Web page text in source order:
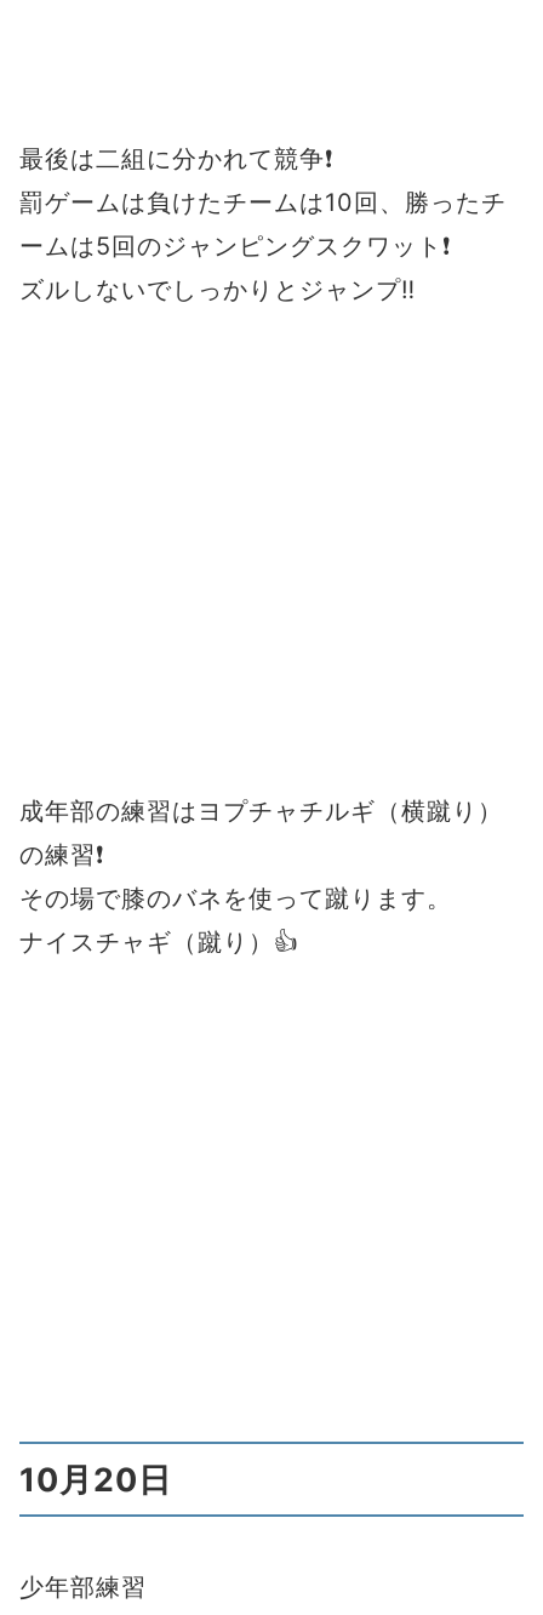
最後は二組に分かれて競争❗
罰ゲームは負けたチームは10回、勝ったチ
ームは5回のジャンピングスクワット❗
ズルしないでしっかりとジャンプ‼️
成年部の練習はヨプチャチルギ（横蹴り）
の練習❗
その場で膝のバネを使って蹴ります。
ナイスチャギ（蹴り）👍
10月20日
少年部練習